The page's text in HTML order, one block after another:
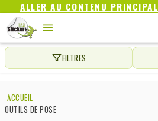
ALLER AU CONTENU PRINCIPAL
FILTRES
ACCUEIL
OUTILS DE POSE